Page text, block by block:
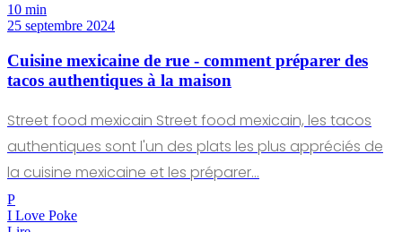
10 min
25 septembre 2024
Cuisine mexicaine de rue - comment préparer des
tacos authentiques à la maison
Street food mexicain Street food mexicain, les tacos
authentiques sont l'un des plats les plus appréciés de
la cuisine mexicaine et les préparer…
P
I Love Poke